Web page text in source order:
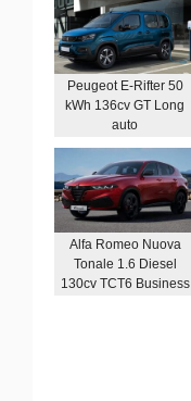
Peugeot E-Rifter 50
kWh 136cv GT Long
auto
Alfa Romeo Nuova
Tonale 1.6 Diesel
130cv TCT6 Business